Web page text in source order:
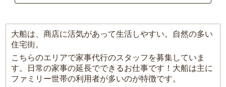
大船は、商店に活気があって生活しやすい。自然の多い
住宅街。
こちらのエリアで家事代行のスタッフを募集していま
す。日常の家事の延長でできるお仕事です！大船は主に
ファミリー世帯の利用者が多いのが特徴です。